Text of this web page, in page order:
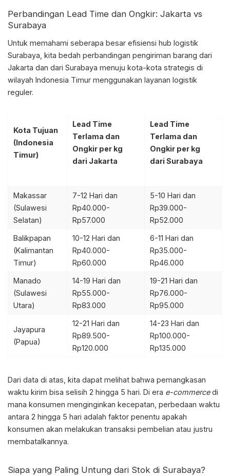
Perbandingan Lead Time dan Ongkir: Jakarta vs
Surabaya
Untuk memahami seberapa besar efisiensi hub logistik
Surabaya , kita bedah perbandingan pengiriman barang dari
Jakarta dan dari Surabaya menuju kota-kota strategis di
wilayah Indonesia Timur menggunakan layanan logistik
reguler.
Kota Tujuan
(Indonesia
Timur)
Lead Time
Terlama dan
Ongkir per kg
dari Jakarta
Lead Time
Terlama dan
Ongkir per kg
dari Surabaya
Makassar
(Sulawesi
Selatan)
7-12 Hari dan
Rp40.000-
Rp57.000
5-10 Hari dan
Rp39.000-
Rp52.000
Balikpapan
(Kalimantan
Timur)
10-12 Hari dan
Rp40.000-
Rp60.000
6-11 Hari dan
Rp35.000-
Rp46.000
Manado
(Sulawesi
Utara)
14-19 Hari dan
Rp55.000-
Rp83.000
19-21 Hari dan
Rp76.000-
Rp95.000
Jayapura
(Papua)
12-21 Hari dan
Rp89.500-
Rp120.000
14-23 Hari dan
Rp100.000-
Rp135.000
Dari data di atas, kita dapat melihat bahwa pemangkasan
waktu kirim bisa selisih 2 hingga 5 hari. Di era e-commercedi
mana konsumen menginginkan kecepatan, perbedaan waktu
antara 2 hingga 5 hari adalah faktor penentu apakah
konsumen akan melakukan transaksi pembelian atau justru
membatalkannya.
Siapa yang Paling Untung dari Stok di Surabaya?